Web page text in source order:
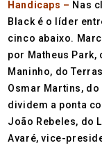
Handicaps – Nas
Black é o líder
cinco abaixo.
por Matheus Park,
Maninho, do
Osmar Martins, do
dividem a ponta
João Rebeles, do
Avaré, vice-